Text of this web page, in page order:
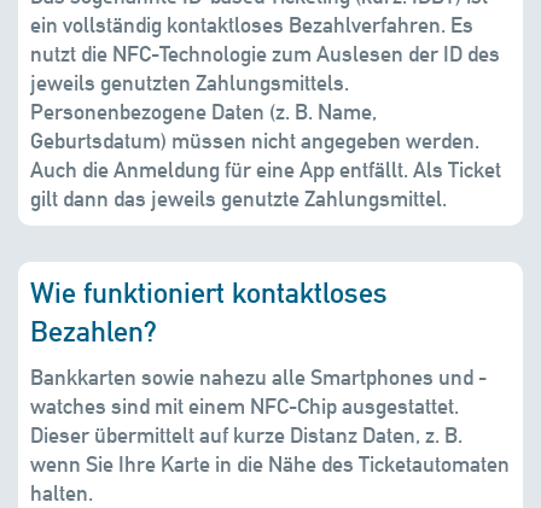
ein vollständig kontaktloses Bezahlverfahren. Es
nutzt die NFC-Technologie zum Auslesen der ID des
jeweils genutzten Zahlungsmittels.
Personenbezogene Daten (z. B. Name,
Geburtsdatum) müssen nicht angegeben werden.
Auch die Anmeldung für eine App entfällt. Als Ticket
gilt dann das jeweils genutzte Zahlungsmittel.
Wie funktioniert kontaktloses
Bezahlen?
Bankkarten sowie nahezu alle Smartphones und -
watches sind mit einem NFC-Chip ausgestattet.
Dieser übermittelt auf kurze Distanz Daten, z. B.
wenn Sie Ihre Karte in die Nähe des Ticketautomaten
halten.